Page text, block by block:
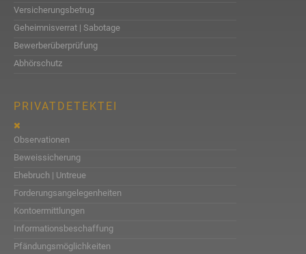
Versicherungsbetrug
Geheimnisverrat | Sabotage
Bewerberüberprüfung
Abhörschutz
PRIVATDETEKTEI
Observationen
Beweissicherung
Ehebruch | Untreue
Forderungsangelegenheiten
Kontoermittlungen
Informationsbeschaffung
Pfändungsmöglichkeiten